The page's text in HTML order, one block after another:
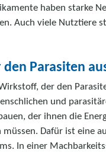
haben starke
Auch viele Nutztiere
Parasiten
der den
und
der ihnen die
Dafür ist eine
In einer